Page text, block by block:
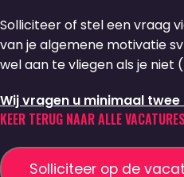
Solliciteer of stel een vraag
van je algemene motivatie
wel aan te vliegen als je niet
Wij vragen u minimaal
KEER TERUG NAAR ALLE VACATURES